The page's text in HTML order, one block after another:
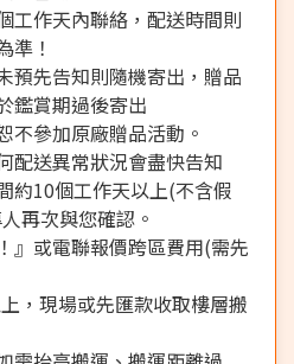
作天內聯絡，配送時間則
準！
先告知則隨機寄出，贈品
鑑賞期過後寄出
參加原廠贈品活動。
送異常狀況會盡快告知
約10個工作天以上(不含假
再次與您確認。
』或電聯報價跨區費用(需先
，現場或先匯款收取樓層搬